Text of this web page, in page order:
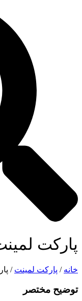
پارکت لمینت
خانه / پارکت لمینت /
توضیح مختصر